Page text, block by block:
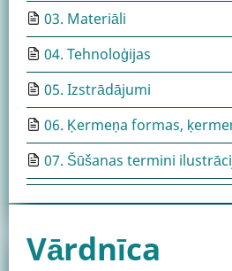
03. Materiāli
04. Tehnoloģijas
05. Izstrādājumi
06. Ķermeņa formas,
07. Šūšanas termini
Vārdnīca